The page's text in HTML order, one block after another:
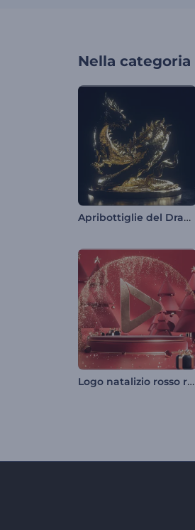
Nella categoria
Apribottiglie del Drago Cinese
Logo natalizio rosso rubino